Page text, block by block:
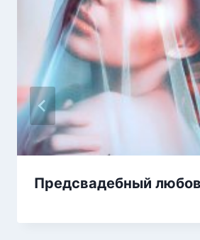
Предсвадебный